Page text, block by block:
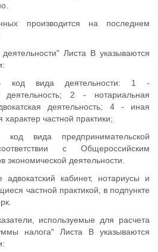
производится на последнем
Листа В указываются
код вида деятельности: 1 -
деятельность; 2 - нотариальная
деятельность; 4 - иная
частной практики;
вида предпринимательской
с Общероссийским
экономической деятельности.
адвокатский кабинет, нотариусы и
частной практикой, в подпункте
используемые для расчета
налога" Листа В указываются